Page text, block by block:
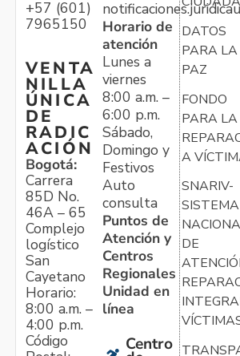
+57 (601)
7965150
VENTA
NILLA
ÚNICA
DE
RADIC
ACIÓN
Bogotá:
Carrera
85D No.
46A – 65
Complejo
logístico
San
Cayetano
Horario:
8:00 a.m. –
4:00 p.m.
Código
Horario de
atención
Lunes a
viernes
8:00 a.m. –
6:00 p.m.
Sábado,
Domingo y
Festivos
Auto
consulta
Puntos de
Atención y
Centros
Regionales
Unidad en
línea
Centro
DATOS
PARA LA
PAZ
FONDO
PARA LA
A
SNARIV-
SISTEMA
DE